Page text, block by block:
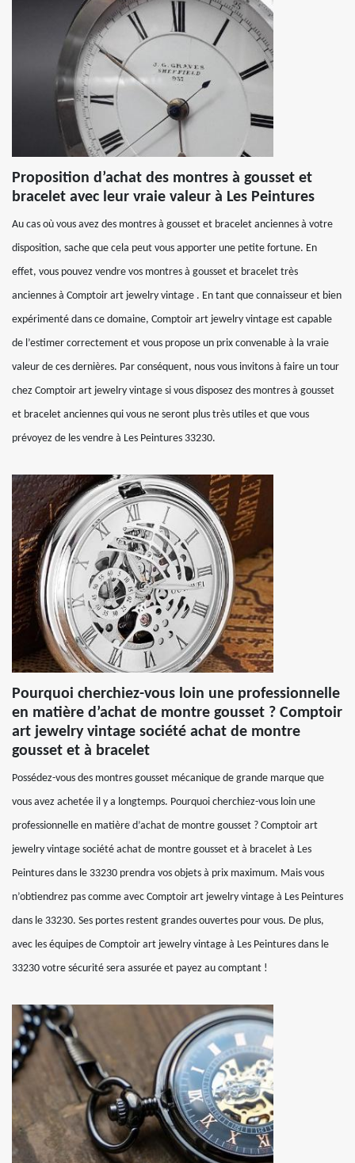
Proposition d’achat des montres à gousset et
bracelet avec leur vraie valeur à Les Peintures
Au cas où vous avez des montres à gousset et bracelet anciennes à votre
disposition, sache que cela peut vous apporter une petite fortune. En
effet, vous pouvez vendre vos montres à gousset et bracelet très
anciennes à Comptoir art jewelry vintage . En tant que connaisseur et bien
expérimenté dans ce domaine, Comptoir art jewelry vintage est capable
de l’estimer correctement et vous propose un prix convenable à la vraie
valeur de ces dernières. Par conséquent, nous vous invitons à faire un tour
chez Comptoir art jewelry vintage si vous disposez des montres à gousset
et bracelet anciennes qui vous ne seront plus très utiles et que vous
prévoyez de les vendre à Les Peintures 33230.
Pourquoi cherchiez-vous loin une professionnelle
en matière d’achat de montre gousset ? Comptoir
art jewelry vintage société achat de montre
gousset et à bracelet
Possédez-vous des montres gousset mécanique de grande marque que
vous avez achetée il y a longtemps. Pourquoi cherchiez-vous loin une
professionnelle en matière d’achat de montre gousset ? Comptoir art
jewelry vintage société achat de montre gousset et à bracelet à Les
Peintures dans le 33230 prendra vos objets à prix maximum. Mais vous
n’obtiendrez pas comme avec Comptoir art jewelry vintage à Les Peintures
dans le 33230. Ses portes restent grandes ouvertes pour vous. De plus,
avec les équipes de Comptoir art jewelry vintage à Les Peintures dans le
33230 votre sécurité sera assurée et payez au comptant !